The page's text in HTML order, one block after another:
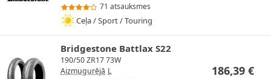
71 atsauksmes
Ceļa / Sport / Touring
Bridgestone Battlax S22
190/50 ZR17 73W
Aizmugurējā L 186,39 €